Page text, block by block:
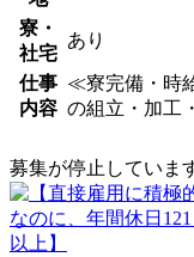
寮・
社宅
あり
仕事
内容
≪寮完備・時
の組立・加工
募集が停止していま